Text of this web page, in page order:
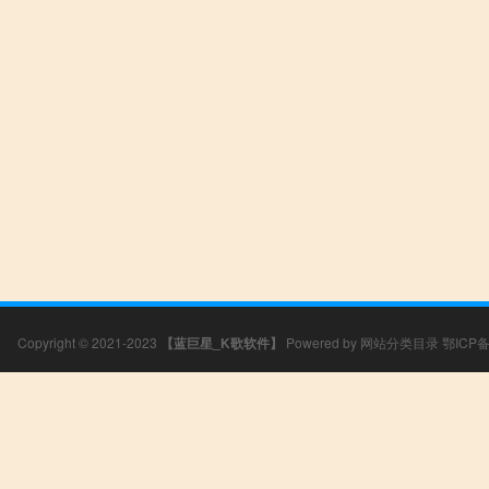
Copyright © 2021-2023 【蓝巨星_K歌软件】 Powered by 网站分类目录 鄂ICP